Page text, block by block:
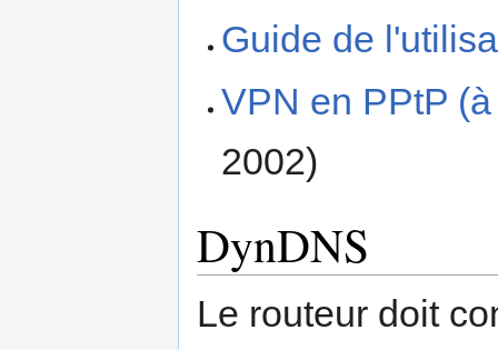
Guide de
VPN en PPtP
2002)
DynDNS
Le routeur doit